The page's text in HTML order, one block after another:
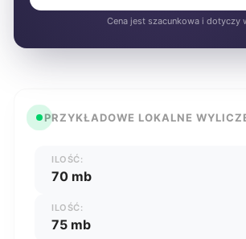
Cena jest szacunkowa i dotyczy
PRZYKŁADOWE LOKALNE
ILOŚĆ:
70 mb
ILOŚĆ:
75 mb